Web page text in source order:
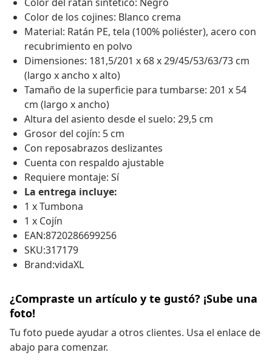
Color de los cojines: Blanco crema
Material: Ratán PE, tela (100% poliéster), acero con
recubrimiento en polvo
Dimensiones: 181,5/201 x 68 x 29/45/53/63/73 cm
(largo x ancho x alto)
Tamaño de la superficie para tumbarse: 201 x 54
cm (largo x ancho)
Altura del asiento desde el suelo: 29,5 cm
Grosor del cojín: 5 cm
Con reposabrazos deslizantes
Cuenta con respaldo ajustable
Requiere montaje: Sí
La entrega incluye:
1 x Tumbona
1 x Cojín
EAN:8720286699256
SKU:317179
Brand:vidaXL
¿Compraste un artículo y te gustó? ¡Sube una
foto!
Tu foto puede ayudar a otros clientes. Usa el enlace de
abajo para comenzar.